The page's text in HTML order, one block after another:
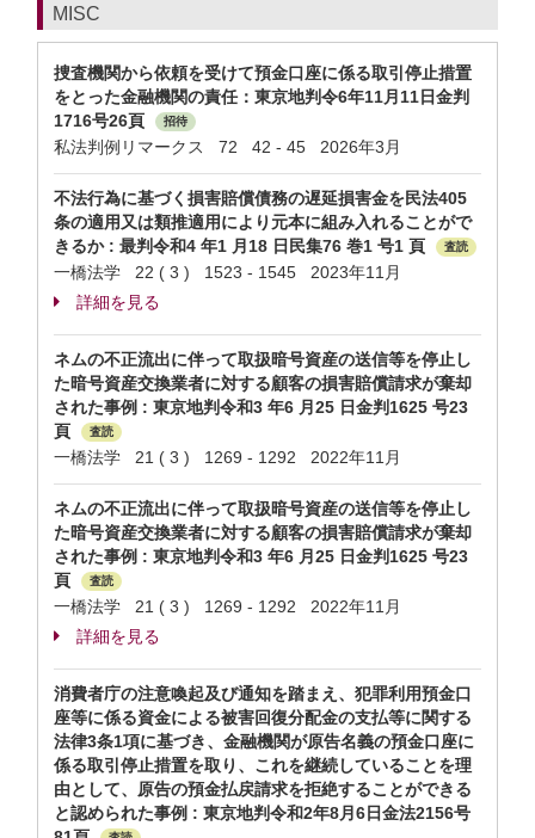
MISC
捜査機関から依頼を受けて預金口座に係る取引停止措置
をとった金融機関の責任：東京地判令6年11月11日金判
1716号26頁
招待
私法判例リマークス 72 42 - 45 2026年3月
不法行為に基づく損害賠償債務の遅延損害金を民法405
条の適用又は類推適用により元本に組み入れることがで
きるか : 最判令和4 年1 月18 日民集76 巻1 号1 頁
査読
一橋法学 22 ( 3 ) 1523 - 1545 2023年11月
詳細を見る
ネムの不正流出に伴って取扱暗号資産の送信等を停止し
た暗号資産交換業者に対する顧客の損害賠償請求が棄却
された事例 : 東京地判令和3 年6 月25 日金判1625 号23
頁
査読
一橋法学 21 ( 3 ) 1269 - 1292 2022年11月
ネムの不正流出に伴って取扱暗号資産の送信等を停止し
た暗号資産交換業者に対する顧客の損害賠償請求が棄却
された事例 : 東京地判令和3 年6 月25 日金判1625 号23
頁
査読
一橋法学 21 ( 3 ) 1269 - 1292 2022年11月
詳細を見る
消費者庁の注意喚起及び通知を踏まえ、犯罪利用預金口
座等に係る資金による被害回復分配金の支払等に関する
法律3条1項に基づき、金融機関が原告名義の預金口座に
係る取引停止措置を取り、これを継続していることを理
由として、原告の預金払戻請求を拒絶することができる
と認められた事例 : 東京地判令和2年8月6日金法2156号